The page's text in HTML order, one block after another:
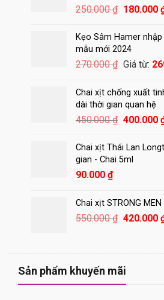
250.000₫ Giá
là:
250.000 ₫.
180.000
Kẹo Sâm Hamer
mẫu mới 2024
270.000₫ Giá từ:
Chai xịt chống xuất
dài thời gian quan hệ
450.000₫ Giá
là:
450.000 ₫.
400.000
Chai xịt Thái Lan
gian - Chai 5ml
90.000 ₫
Chai xịt STRONG
550.000₫ Giá
550.000
420.000
Sản phẩm khuyến mãi